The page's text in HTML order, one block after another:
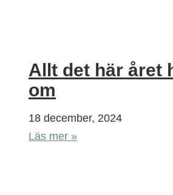
Allt det här året
om
18 december, 2024
Läs mer »